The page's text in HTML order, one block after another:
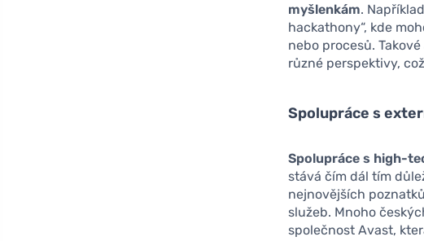
myšlenkám.
hackathony“, kde
nebo procesů.
různé perspektivy,
Spolupráce s
Spolupráce s high-
stává čím dál tím
nejnovějších
služeb. Mnoho
společnost Avast,